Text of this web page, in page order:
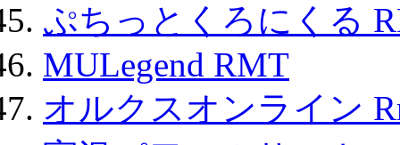
ぷちっとくろにくる
MULegend RMT
オルクスオンライン